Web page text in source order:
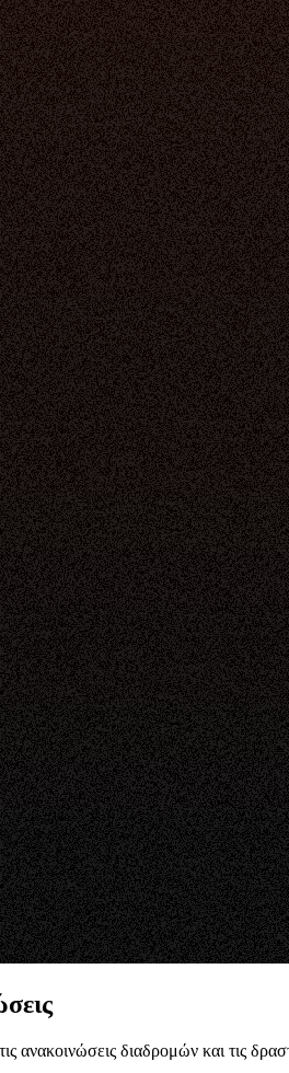
ανακοινώσεις διαδρομών και τις